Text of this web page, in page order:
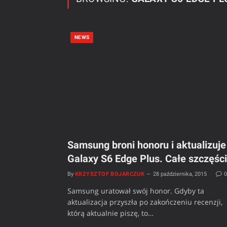
NEWS
Samsung broni honoru i aktualizuje
Galaxy S6 Edge Plus. Całe
By KRZYSZTOF BOJARCZUK 28 października, 2015 0
Samsung uratował swój honor. Gdyby ta
aktualizacja przyszła po zakończeniu recenzji,
którą aktualnie piszę, to…